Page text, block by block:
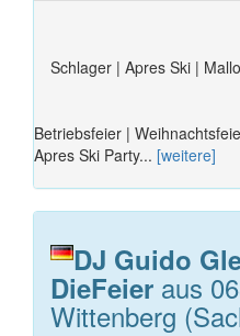
Schlager | Apres Ski |
Betriebsfeier |
Apres Ski Party... [weitere]
DJ Guido
DieFeier aus
Wittenberg